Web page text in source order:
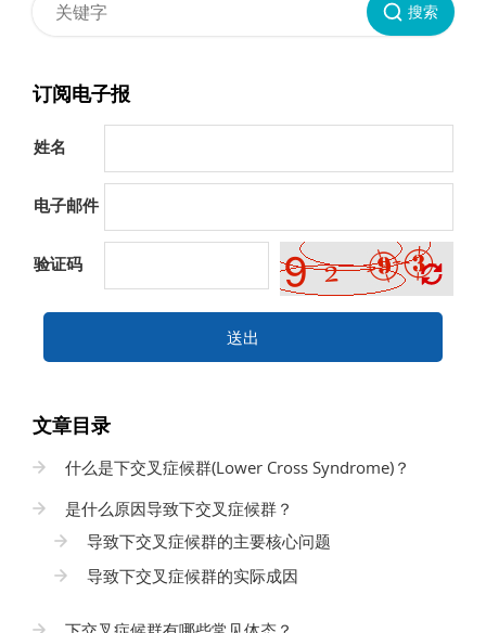
搜索
订阅电子报
姓名
电子邮件
验证码
送出
文章目录
什么是下交叉症候群(Lower Cross Syndrome)？
是什么原因导致下交叉症候群？
导致下交叉症候群的主要核心问题
导致下交叉症候群的实际成因